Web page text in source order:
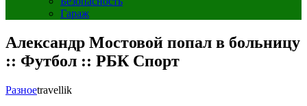
Гараж
Александр Мостовой попал в больницу
:: Футбол :: РБК Спорт
Разноеtravellik